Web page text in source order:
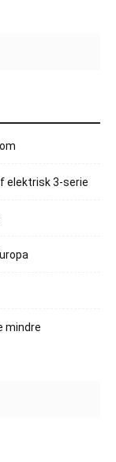
elektrisk 3-serie
mindre